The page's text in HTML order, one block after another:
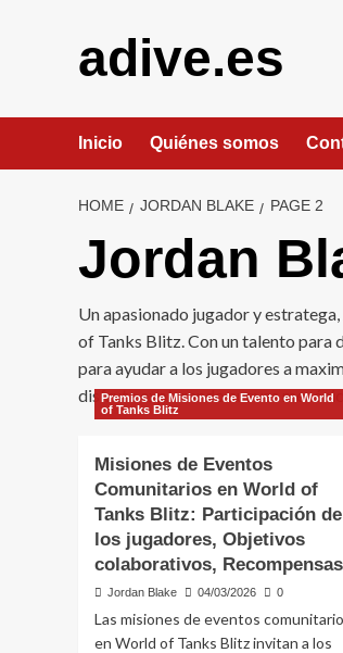
adive.es
Inicio Quiénes somos
HOME JORDAN BLAKE PAGE 2
Jordan
Un apasionado jugador y
of Tanks Blitz. Con un talento para
para ayudar a los jugadores a
disfruta explorando nuevas
Premios de Misiones de Evento en World
of Tanks Blitz
Misiones de Eventos
Comunitarios en World of
Tanks Blitz: Participación de
los jugadores, Objetivos
colaborativos, Recompensas
Jordan Blake 04/03/2026 0
Las misiones de eventos
en World of Tanks Blitz invitan a los